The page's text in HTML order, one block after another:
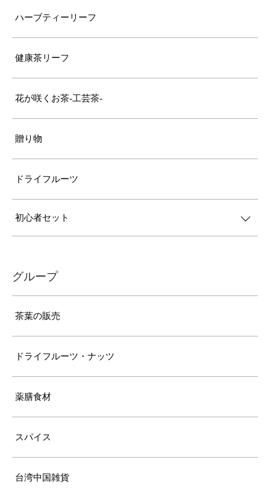
ハーブティーリーフ
健康茶リーフ
花が咲くお茶-工芸茶-
贈り物
ドライフルーツ
初心者セット
グループ
茶葉の販売
ドライフルーツ・ナッツ
薬膳食材
スパイス
台湾中国雑貨